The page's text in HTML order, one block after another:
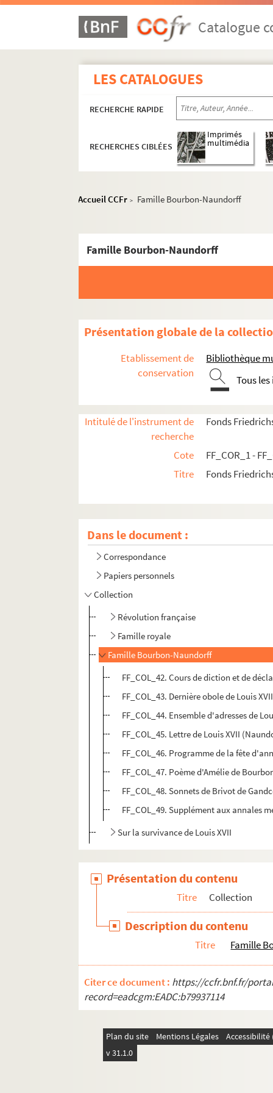
Catalogue
LES CATALOGUES
RECHERCHE RAPIDE
RECHERCHES CIBLÉES
Imprimés
multimédia
Accueil CCFr > Famille Bourbon-Naundorff
Famille Bourbon-Naundorff
Présentation globale de la
Etablissement de
conservation
Bibliothèque
Tous
Intitulé de l'instrument de
recherche
Fonds
Cote
FF_COR_1 -
Titre
Fonds
Dans le document :
Correspondance
Papiers personnels
Collection
Révolution française
Famille royale
Famille Bourbon-Naundorff
FF_COL_42. Cours de diction et de
FF_COL_43. Dernière obole de Louis
FF_COL_44. Ensemble d'adresses de
FF_COL_45. Lettre de Louis XVII
FF_COL_46. Programme de la fête
FF_COL_47. Poème d'Amélie de
FF_COL_48. Sonnets de Brivot de
FF_COL_49. Supplément aux annales
Sur la survivance de Louis XVII
Présentation du contenu
Titre Collection
Description du contenu
Titre Famille
Citer ce document : https://ccfr.bnf.fr/
record=eadcgm:EADC:b79937114
Plan du site Mentions Légales
v 31.1.0